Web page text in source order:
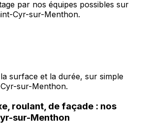
par nos équipes possibles sur
Cyr-sur-Menthon.
surface et la durée, sur simple
sur-Menthon.
roulant, de façade : nos
sur-Menthon